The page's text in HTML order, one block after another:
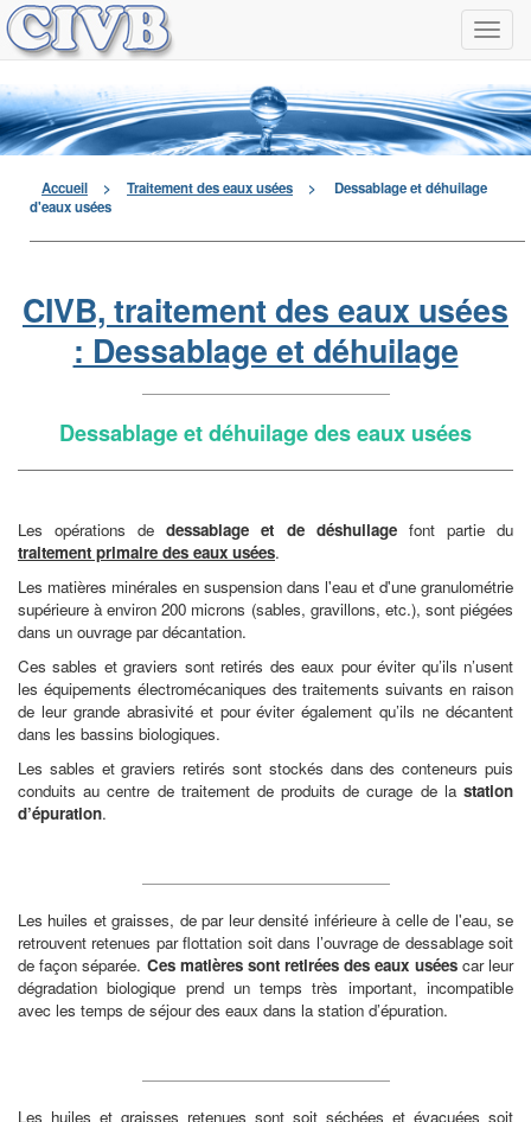
à
Accueil > Traitement des eaux usées >
Dessablage et déhuilage
d'eaux usées
CIVB, traitement des eaux usées
: Dessablage et déhuilage
Dessablage et déhuilage des eaux usées
Les opérations dedessablage et de déshuilagefont partie du
traitement primaire des eaux usées.
Les matières minérales en suspension dans l'eau et d'une granulométrie
supérieure à environ 200 microns (sables, gravillons, etc.), sont piégées
dans un ouvrage par décantation.
Ces sables et graviers sont retirés des eaux pour éviter qu’ils n’usent
les équipements électromécaniques des traitements suivants en raison
de leur grande abrasivité et pour éviter également qu’ils ne décantent
dans les bassins biologiques.
Les sables et graviers retirés sont stockés dans des conteneurs puis
conduits au centre de traitement de produits de curage de la station
d’épuration.
Les huiles et graisses, de par leur densité inférieure à celle de l'eau, se
retrouvent retenues par flottation soit dans l’ouvrage de dessablage soit
de façon séparée. Ces matières sont retirées des eaux uséescar leur
dégradation biologique prend un temps très important, incompatible
avec les temps de séjour des eaux dans la station d’épuration.
Les huiles et graisses retenues sont soit séchées et évacuées soit